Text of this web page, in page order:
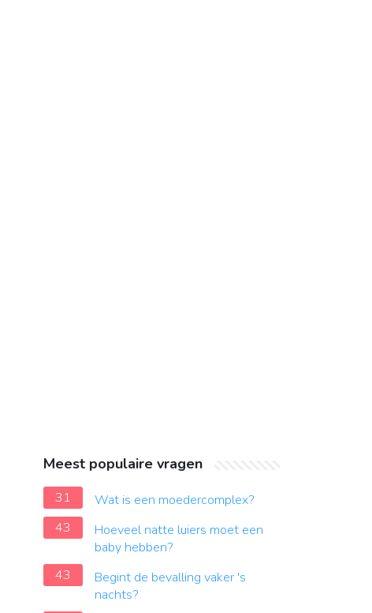
Meest populaire vragen
31
Wat is een moedercomplex?
43
Hoeveel natte luiers moet een
baby hebben?
43
Begint de bevalling vaker 's
nachts?